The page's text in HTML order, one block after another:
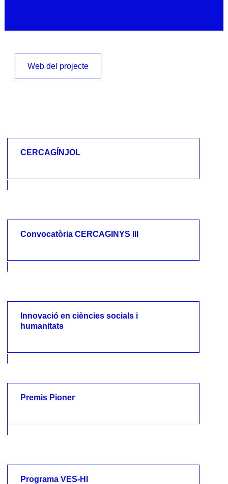
Web del projecte
CERCAGÍNJOL
Convocatòria CERCAGINYS III
Innovació en ciències socials i
humanitats
Premis Pioner
Programa VES-HI